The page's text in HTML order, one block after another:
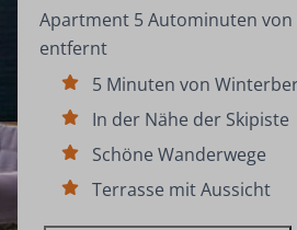
Apartment 5 Autominuten
entfernt
5 Minuten von
In der Nähe der Skipiste
Schöne Wanderwege
Terrasse mit Aussicht